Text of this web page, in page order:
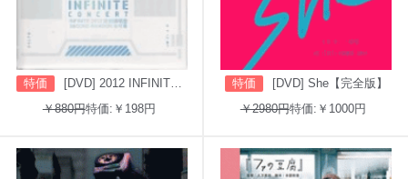
特価
[DVD] 2012 INFINITE CONCERT SECOND INVASION: EVOLUTION
￥880円特価:￥198円
特価
[DVD] She【完全版】
￥2980円特価:￥1000円